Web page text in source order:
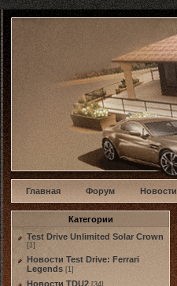
w
Главная Форум Новости
Категории
Test Drive Unlimited Solar Crown
[1]
Новости Test Drive: Ferrari
Legends [1]
Новости TDU2 [34]